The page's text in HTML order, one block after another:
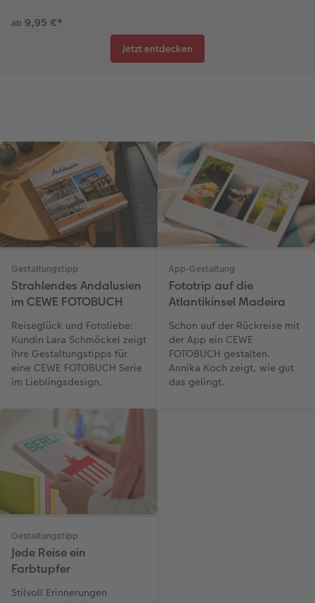
ab 9,95 €*
Jetzt entdecken
Gestaltungstipp
Strahlendes Andalusien
im CEWE FOTOBUCH
Reiseglück und Fotoliebe:
Kundin Lara Schmöckel zeigt
ihre Gestaltungstipps für
eine CEWE FOTOBUCH Serie
im Lieblingsdesign.
App-Gestaltung
Fototrip auf die
Atlantikinsel Madeira
Schon auf der Rückreise mit
der App ein CEWE
FOTOBUCH gestalten.
Annika Koch zeigt, wie gut
das gelingt.
Gestaltungstipp
Jede Reise ein
Farbtupfer
Stilvoll Erinnerungen